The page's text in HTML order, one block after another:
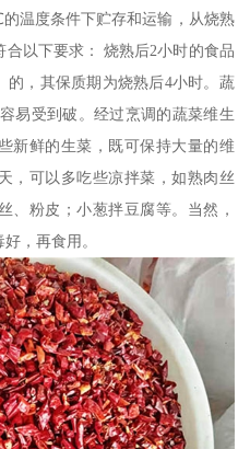
温度条件下贮存和运输，从烧熟
以下要求： 烧熟后2小时的食品
，其保质期为烧熟后4小时。蔬
易受到破。经过烹调的蔬菜维生
新鲜的生菜，既可保持大量的维
，可以多吃些凉拌菜，如熟肉丝
、粉皮；小葱拌豆腐等。当然，
，再食用。